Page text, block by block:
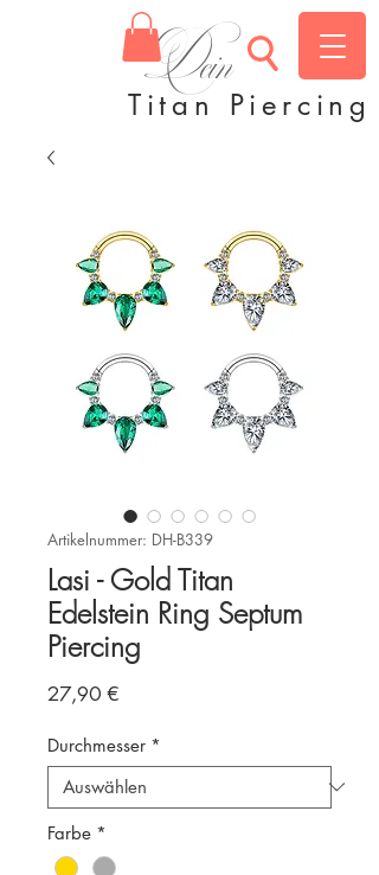
Titan Piercing
Dein
Artikelnummer: DH-B339
Lasi - Gold Titan
Edelstein Ring Septum
Piercing
27,90 €
Durchmesser *
Farbe *